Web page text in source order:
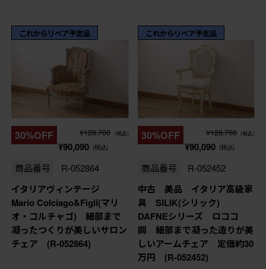
これからリペア予定品
30%OFF ¥128,700 (税込)
¥90,090 (税込)
商品番号 R-052864
イタリアヴィンテージ
Mario Colciago&Figli(マリ
オ・コルチャゴ) 細部まで
凝ったつくりが美しいサロン
チェア (R-052864)
これからリペア予定品
30%OFF ¥128,700 (税込)
¥90,090 (税込)
商品番号 R-052452
中古 美品 イタリア高級家
具 SILIK(シリック)
DAFNEシリーズ ロココ
調 細部まで凝った造りが美
しいアームチェア 定価約30
万円 (R-052452)